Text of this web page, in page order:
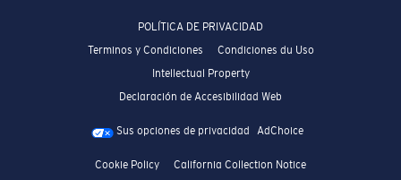
POLÍTICA DE PRIVACIDAD
Terminos y Condiciones
Condiciones du Uso
Intellectual Property
Declaración de Accesibilidad Web
Sus opciones de privacidad AdChoice
Cookie Policy
California Collection Notice